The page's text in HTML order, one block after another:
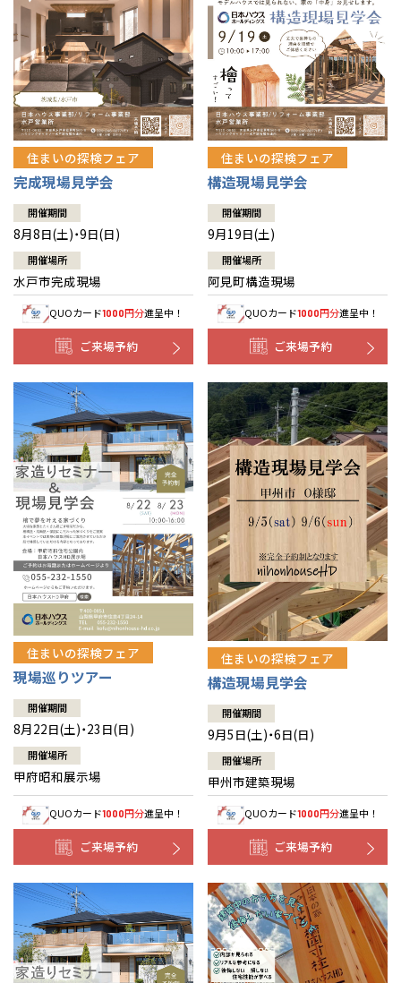
住まいの探検フェア
完成現場見学会
開催期間
8月8日(土)・9日(日)
開催場所
水戸市完成現場
QUOカード1000円分進呈中！
ご来場予約
住まいの探検フェア
構造現場見学会
開催期間
9月19日(土)
開催場所
阿見町構造現場
QUOカード1000円分進呈中！
ご来場予約
住まいの探検フェア
現場巡りツアー
開催期間
8月22日(土)・23日(日)
開催場所
甲府昭和展示場
QUOカード1000円分進呈中！
ご来場予約
住まいの探検フェア
構造現場見学会
開催期間
9月5日(土)・6日(日)
開催場所
甲州市建築現場
QUOカード1000円分進呈中！
ご来場予約